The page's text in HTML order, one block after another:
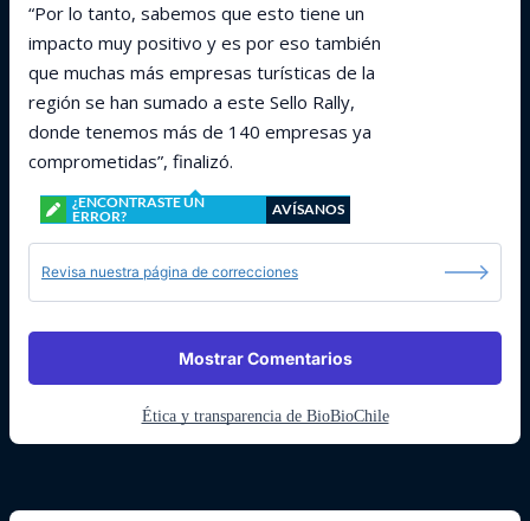
“Por lo tanto, sabemos que esto tiene un
impacto muy positivo y es por eso también
que muchas más empresas turísticas de la
región se han sumado a este Sello Rally,
donde tenemos más de 140 empresas ya
comprometidas”, finalizó.
¿ENCONTRASTE UN
ERROR?
AVÍSANOS
Revisa nuestra página de correcciones
Mostrar Comentarios
Ética y transparencia de BioBioChile